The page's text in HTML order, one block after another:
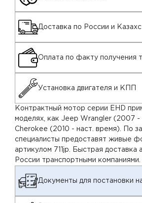
Доставка по России и
Оплата по факту получения
Установка двигателя и КПП
Контрактный мотор серии EHD
моделях, как Jeep Wrangler (2007 -
Cherokee (2010 - наст. время). По
специалисты предоставят живые
артикулом 711jp. Быстрая доставка
России транспортными компаниями.
Документы для постановки